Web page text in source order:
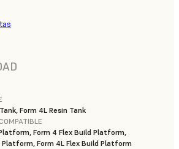
Form 4L Resin Tank
Form 4 Flex Build Platform,
Platform, Form 4L Flex Build Platform